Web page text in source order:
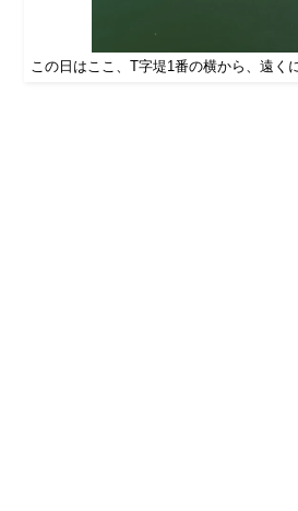
この日はここ、T字堤1番の横から、遠く